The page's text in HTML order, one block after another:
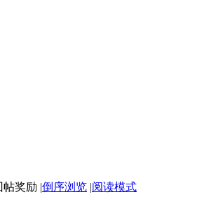
|倒序浏览 |阅读模式